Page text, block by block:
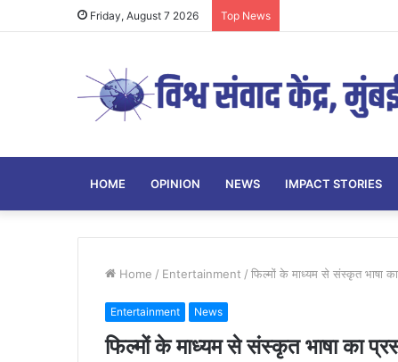
Friday, August 7 2026 Top News
HOME OPINION NEWS IMPACT STORIES
Home / Entertainment / फिल्मों के माध्यम से संस्कृत भाषा
Entertainment News
फिल्मों के माध्यम से संस्कृत भाषा का